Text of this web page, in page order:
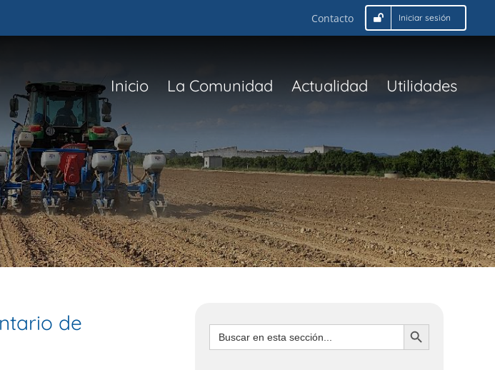
Contacto Iniciar sesión
Inicio La Comunidad Actualidad Utilidades
de
Buscar: Botón de búsqueda